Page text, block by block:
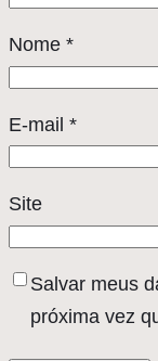
Nome *
E-mail *
Site
Salvar meus
próxima vez